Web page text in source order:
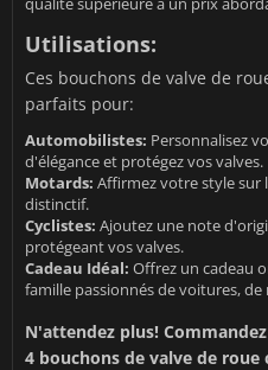
Utilisations:
Ces bouchons de valve de
parfaits pour:
Automobilistes: Personnalisez
d'élégance et protégez vos valves.
Motards: Affirmez votre style sur
distinctif.
Cyclistes: Ajoutez une note
protégeant vos valves.
Cadeau Idéal: Offrez un cadeau
famille passionnés de voitures,
N'attendez plus!
4 bouchons de valve de